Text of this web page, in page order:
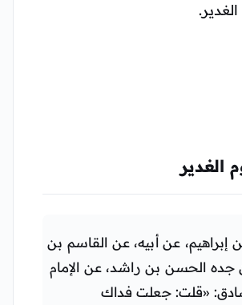
الغدير
إبراهيم، عن أبيه، عن القاسم بن
جده الحسن بن راشد، عن الإمام
«قلت: جعلت فداك